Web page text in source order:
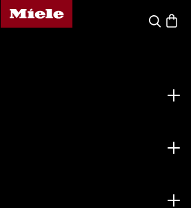
Homepage di Miele
Cerca